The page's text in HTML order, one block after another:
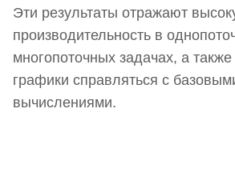
Эти результаты отражают
производительность в
многопоточных задачах, а также
графики справляться с
вычислениями.